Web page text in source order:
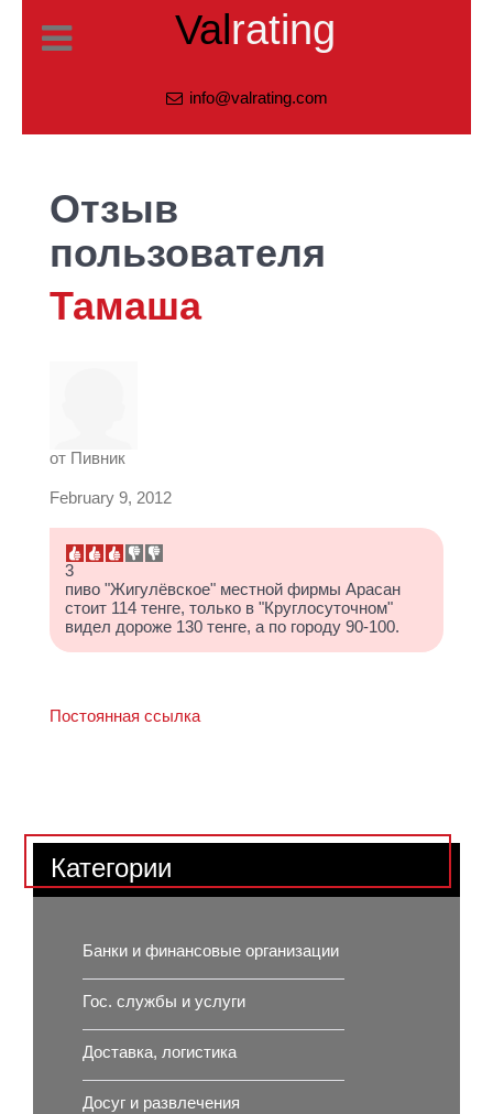
Valrating
info@valrating.com
Отзыв
пользователя
Тамаша
от Пивник
February 9, 2012
3
пиво "Жигулёвское" местной фирмы Арасан
стоит 114 тенге, только в "Круглосуточном"
видел дороже 130 тенге, а по городу 90-100.
Постоянная ссылка
Категории
Банки и финансовые организации
Гос. службы и услуги
Доставка, логистика
Досуг и развлечения